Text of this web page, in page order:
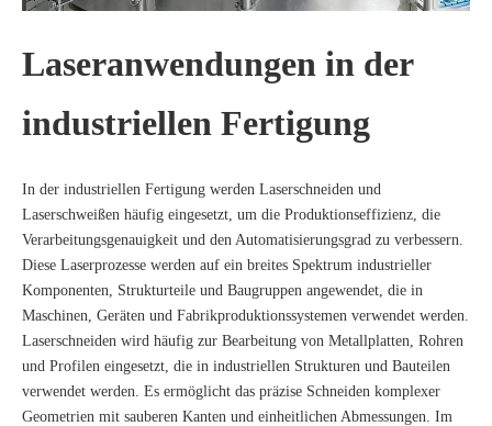
Laseranwendungen in der
industriellen Fertigung
In der industriellen Fertigung werden Laserschneiden und
Laserschweißen häufig eingesetzt, um die Produktionseffizienz, die
Verarbeitungsgenauigkeit und den Automatisierungsgrad zu verbessern.
Diese Laserprozesse werden auf ein breites Spektrum industrieller
Komponenten, Strukturteile und Baugruppen angewendet, die in
Maschinen, Geräten und Fabrikproduktionssystemen verwendet werden.
Laserschneiden wird häufig zur Bearbeitung von Metallplatten, Rohren
und Profilen eingesetzt, die in industriellen Strukturen und Bauteilen
verwendet werden. Es ermöglicht das präzise Schneiden komplexer
Geometrien mit sauberen Kanten und einheitlichen Abmessungen. Im